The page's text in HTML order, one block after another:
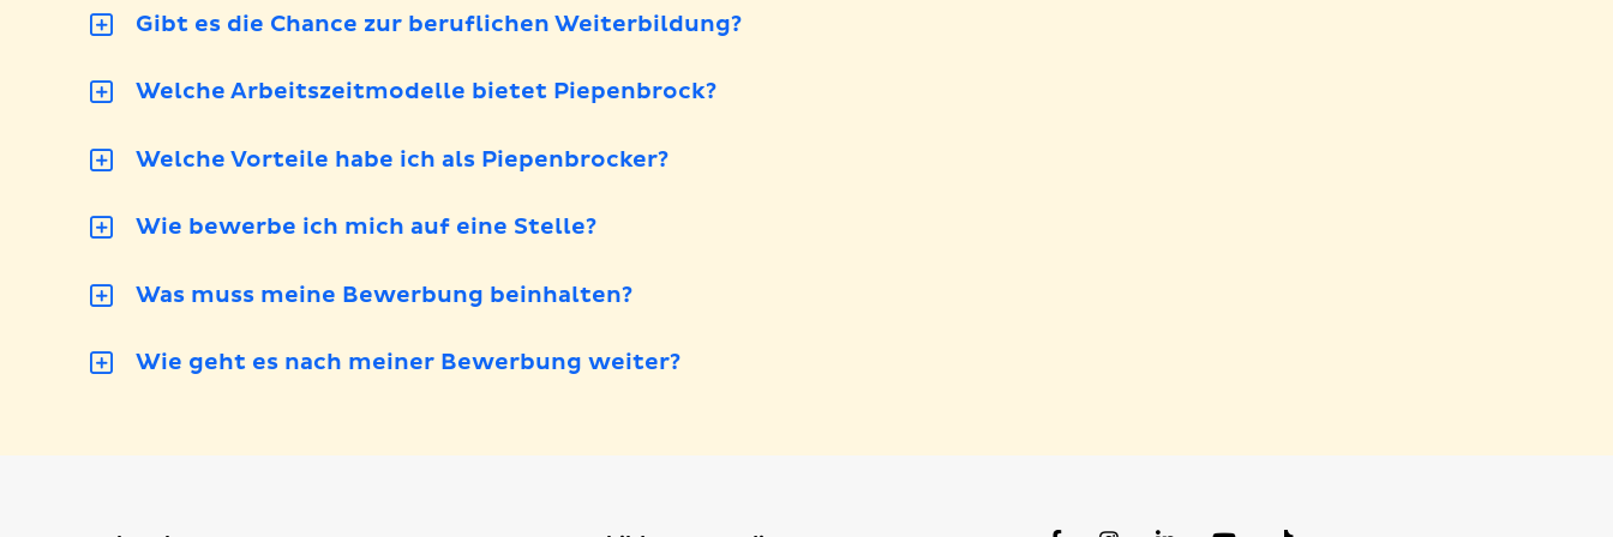
Gibt es die Chance zur beruflichen Weiterbildung?
Welche Arbeitszeitmodelle bietet Piepenbrock?
Welche Vorteile habe ich als Piepenbrocker?
Wie bewerbe ich mich auf eine Stelle?
Was muss meine Bewerbung beinhalten?
Wie geht es nach meiner Bewerbung weiter?